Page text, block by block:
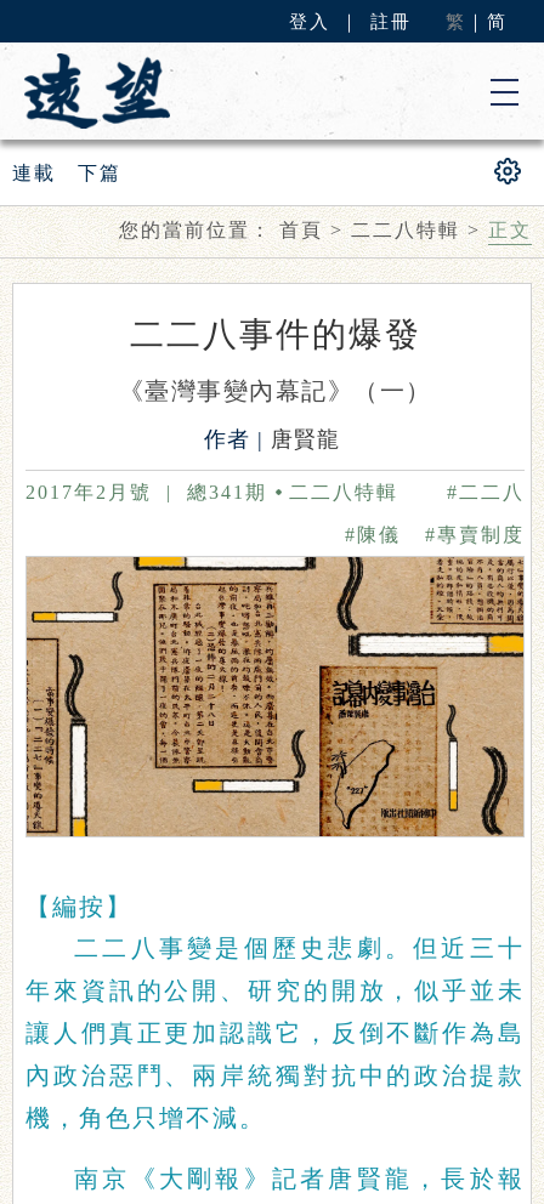
登入 註冊 繁 简
連載 下篇
您的當前位置：首頁>二二八特輯>正文
二二八事件的爆發
《臺灣事變內幕記》（一）
作者 | 唐賢龍
2017年2月號 | 總341期 二二八特輯 #二二八
#專賣制度
#陳儀
【編按】
二二八事變是個歷史悲劇。但近三十
年來資訊的公開、研究的開放，似乎並未
讓人們真正更加認識它，反倒不斷作為島
內政治惡鬥、兩岸統獨對抗中的政治提款
機，角色只增不減。
南京《大剛報》記者唐賢龍，長於報